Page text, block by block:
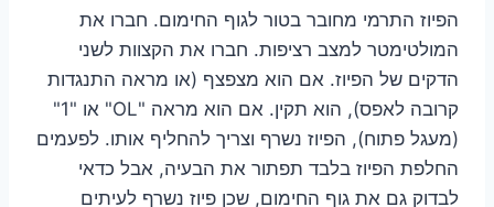
הפיוז התרמי מחובר בטור לגוף החימום. חברו את
המולטימטר למצב רציפות. חברו את הקצוות לשני
הדקים של הפיוז. אם הוא מצפצף (או מראה התנגדות
קרובה לאפס), הוא תקין. אם הוא מראה "OL" או "1"
(מעגל פתוח), הפיוז נשרף וצריך להחליף אותו. לפעמים
החלפת הפיוז בלבד תפתור את הבעיה, אבל כדאי
לבדוק גם את גוף החימום, שכן פיוז נשרף לעיתים